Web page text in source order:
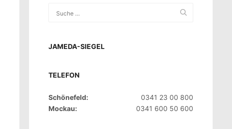
JAMEDA-SIEGEL
TELEFON
Schönefeld:
0341 23 00 800
Mockau:
0341 600 50 600